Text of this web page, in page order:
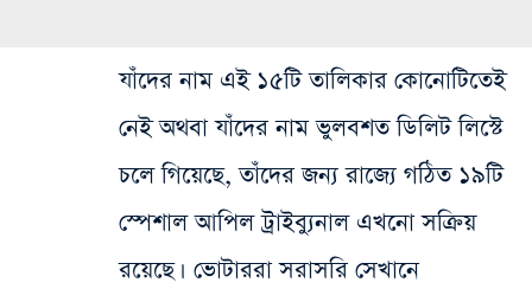
যাঁদের নাম এই ১৫টি তালিকার কোনোটিতেই
নেই অথবা যাঁদের নাম ভুলবশত ডিলিট লিস্টে
চলে গিয়েছে, তাঁদের জন্য রাজ্যে গঠিত ১৯টি
স্পেশাল আপিল ট্রাইব্যুনাল এখনো সক্রিয়
রয়েছে। ভোটাররা সরাসরি সেখানে